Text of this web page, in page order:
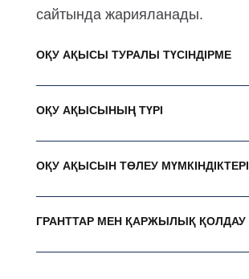
сайтында жарияланады.
ОҚУ АҚЫСЫ ТУРАЛЫ ТҮСІНДІРМЕ
ОҚУ АҚЫСЫНЫҢ ТҮРІ
ОҚУ АҚЫСЫН ТӨЛЕУ МҮМКІНДІКТЕРІ
ГРАНТТАР МЕН ҚАРЖЫЛЫҚ ҚОЛДАУ